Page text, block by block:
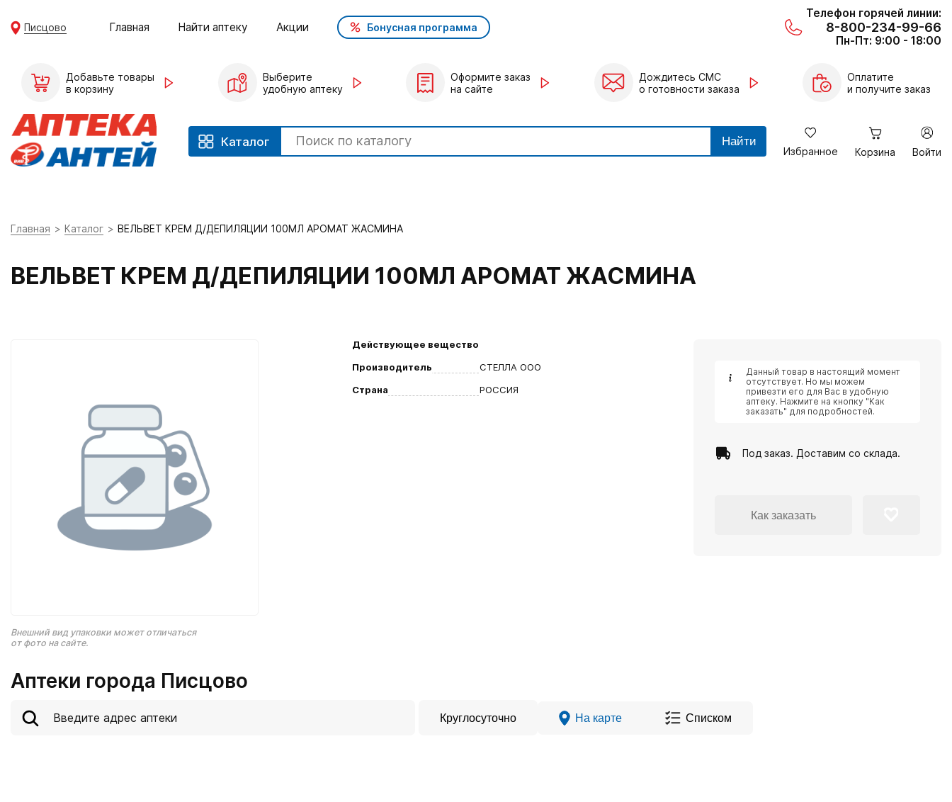
Писцово Главная Найти аптеку Акции Бонусная программа
Телефон горячей линии:
8-800-234-99-66
Пн-Пт: 9:00 - 18:00
Добавьте товары
в корзину
Выберите
удобную аптеку
Оформите заказ
на сайте
Дождитесь СМС
о готовности заказа
Оплатите
и получите заказ
Каталог Найти
Избранное Корзина Войти
Главная Каталог ВЕЛЬВЕТ КРЕМ Д/ДЕПИЛЯЦИИ 100МЛ АРОМАТ ЖАСМИНА
ВЕЛЬВЕТ КРЕМ Д/ДЕПИЛЯЦИИ 100МЛ АРОМАТ ЖАСМИНА
Внешний вид упаковки может отличаться
от фото на сайте.
Действующее вещество
Производитель
СТЕЛЛА ООО
Страна
РОССИЯ
Данный товар в настоящий момент
отсутствует. Но мы можем
привезти его для Вас в удобную
аптеку. Нажмите на кнопку "Как
заказать" для подробностей.
Под заказ. Доставим со склада.
Как заказать
Аптеки города Писцово
Круглосуточно На карте Списком